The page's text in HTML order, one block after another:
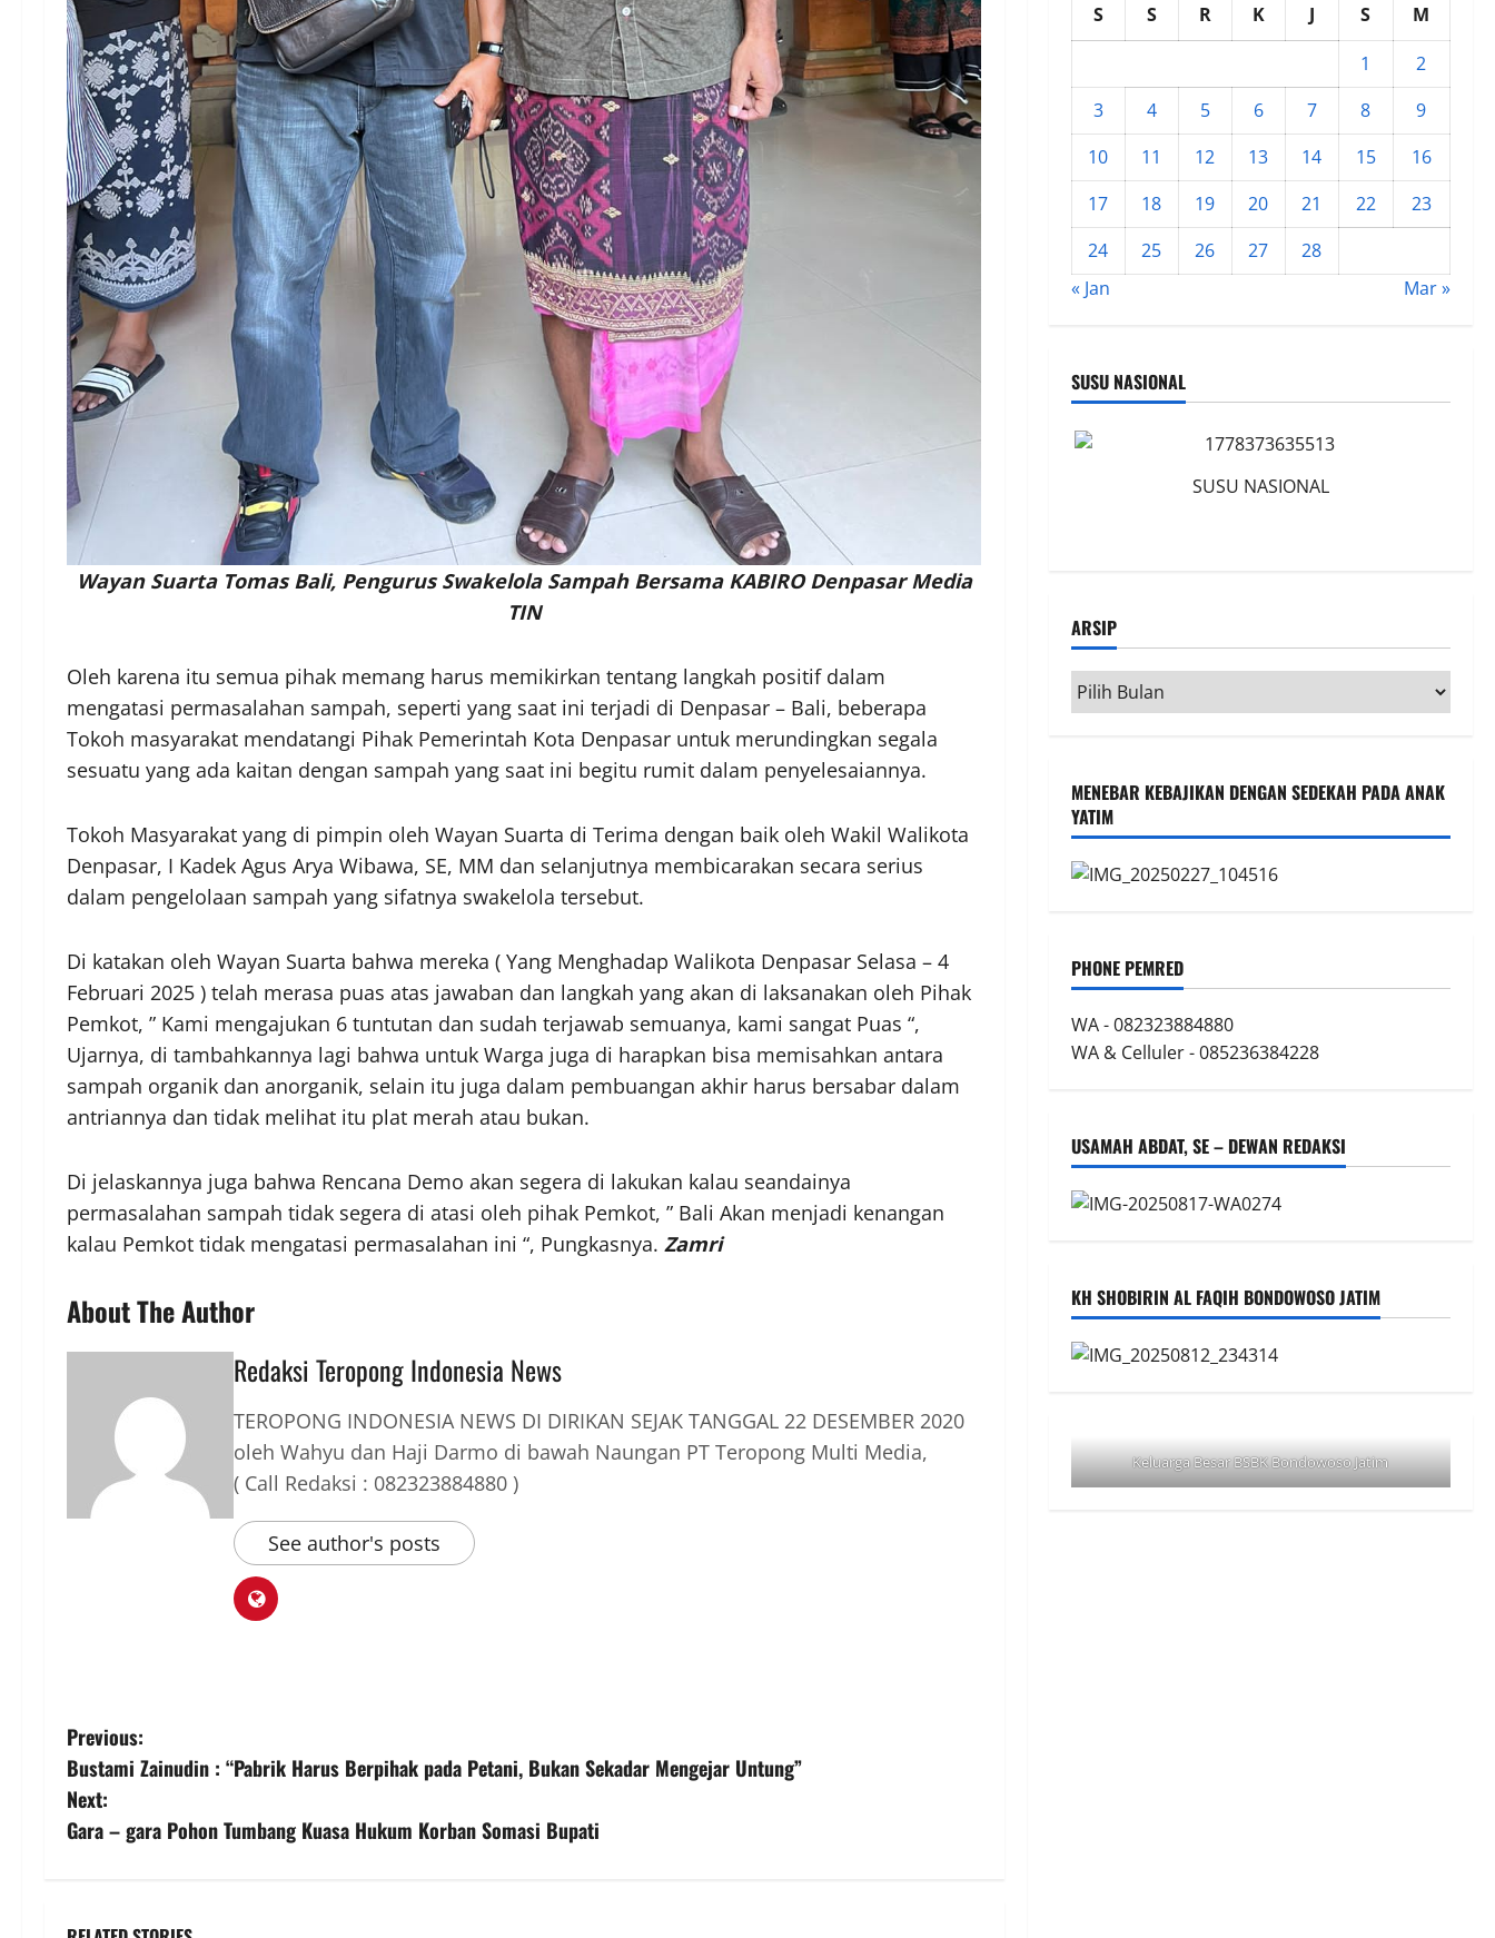
Wayan Suarta Tomas Bali, Pengurus Swakelola Sampah Bersama KABIRO Denpasar Media
TIN
Oleh karena itu semua pihak memang harus memikirkan tentang langkah positif dalam
mengatasi permasalahan sampah, seperti yang saat ini terjadi di Denpasar – Bali, beberapa
Tokoh masyarakat mendatangi Pihak Pemerintah Kota Denpasar untuk merundingkan segala
sesuatu yang ada kaitan dengan sampah yang saat ini begitu rumit dalam penyelesaiannya.
Tokoh Masyarakat yang di pimpin oleh Wayan Suarta di Terima dengan baik oleh Wakil Walikota
Denpasar, I Kadek Agus Arya Wibawa, SE, MM dan selanjutnya membicarakan secara serius
dalam pengelolaan sampah yang sifatnya swakelola tersebut.
Di katakan oleh Wayan Suarta bahwa mereka ( Yang Menghadap Walikota Denpasar Selasa – 4
Februari 2025 ) telah merasa puas atas jawaban dan langkah yang akan di laksanakan oleh Pihak
Pemkot, ” Kami mengajukan 6 tuntutan dan sudah terjawab semuanya, kami sangat Puas “,
Ujarnya, di tambahkannya lagi bahwa untuk Warga juga di harapkan bisa memisahkan antara
sampah organik dan anorganik, selain itu juga dalam pembuangan akhir harus bersabar dalam
antriannya dan tidak melihat itu plat merah atau bukan.
Di jelaskannya juga bahwa Rencana Demo akan segera di lakukan kalau seandainya
permasalahan sampah tidak segera di atasi oleh pihak Pemkot, ” Bali Akan menjadi kenangan
kalau Pemkot tidak mengatasi permasalahan ini “, Pungkasnya. Zamri
About The Author
Redaksi Teropong Indonesia News
TEROPONG INDONESIA NEWS DI DIRIKAN SEJAK TANGGAL 22 DESEMBER 2020
oleh Wahyu dan Haji Darmo di bawah Naungan PT Teropong Multi Media,
( Call Redaksi : 082323884880 )
See author's posts
P
o
s
Previous:
Bustami Zainudin : “Pabrik Harus Berpihak pada Petani, Bukan Sekadar Mengejar Untung”
Next:
Gara – gara Pohon Tumbang Kuasa Hukum Korban Somasi Bupati
S S R K J S
M
1
2
3
4 5 6 7 8
9
10
11 12 13 14 15
16
17
18 19 20 21 22
23
24
25 26 27
28
« Jan
Mar »
SUSU NASIONAL
SUSU NASIONAL
ARSIP
Arsip
MENEBAR KEBAJIKAN DENGAN SEDEKAH PADA ANAK
YATIM
PHONE PEMRED
WA - 082323884880
WA & Celluler - 085236384228
USAMAH ABDAT, SE – DEWAN REDAKSI
KH SHOBIRIN AL FAQIH BONDOWOSO JATIM
Keluarga Besar BSBK Bondowoso Jatim